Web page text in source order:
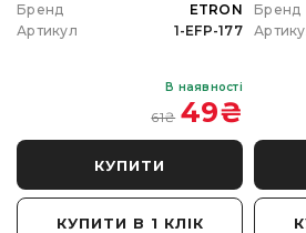
Бренд
ETRON
Артикул
1-EFP-177
В наявності
61₴ 49₴
КУПИТИ
КУПИТИ В 1 КЛІК
Бренд